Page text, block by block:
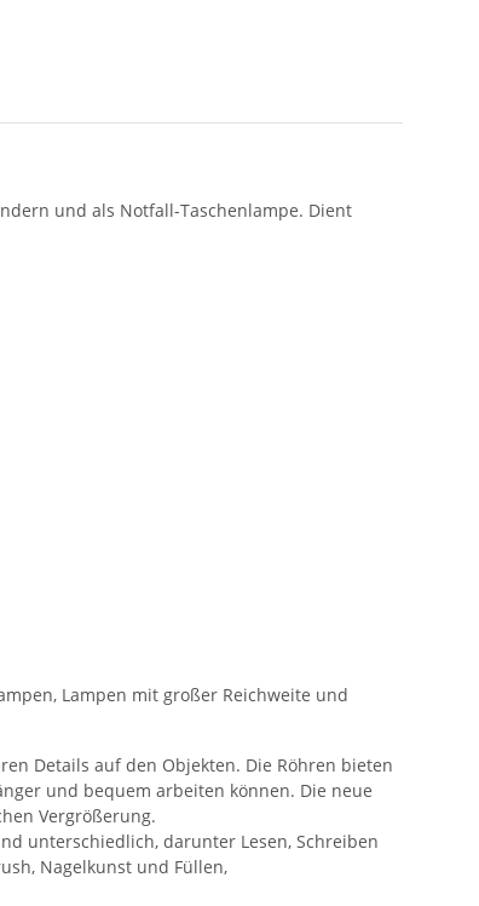
und als Notfall-Taschenlampe. Dient
Lampen mit großer Reichweite und
Details auf den Objekten. Die Röhren bieten
und bequem arbeiten können. Die neue
Vergrößerung.
unterschiedlich, darunter Lesen, Schreiben
Nagelkunst und Füllen,